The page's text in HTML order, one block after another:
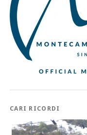
CARI RICORDI